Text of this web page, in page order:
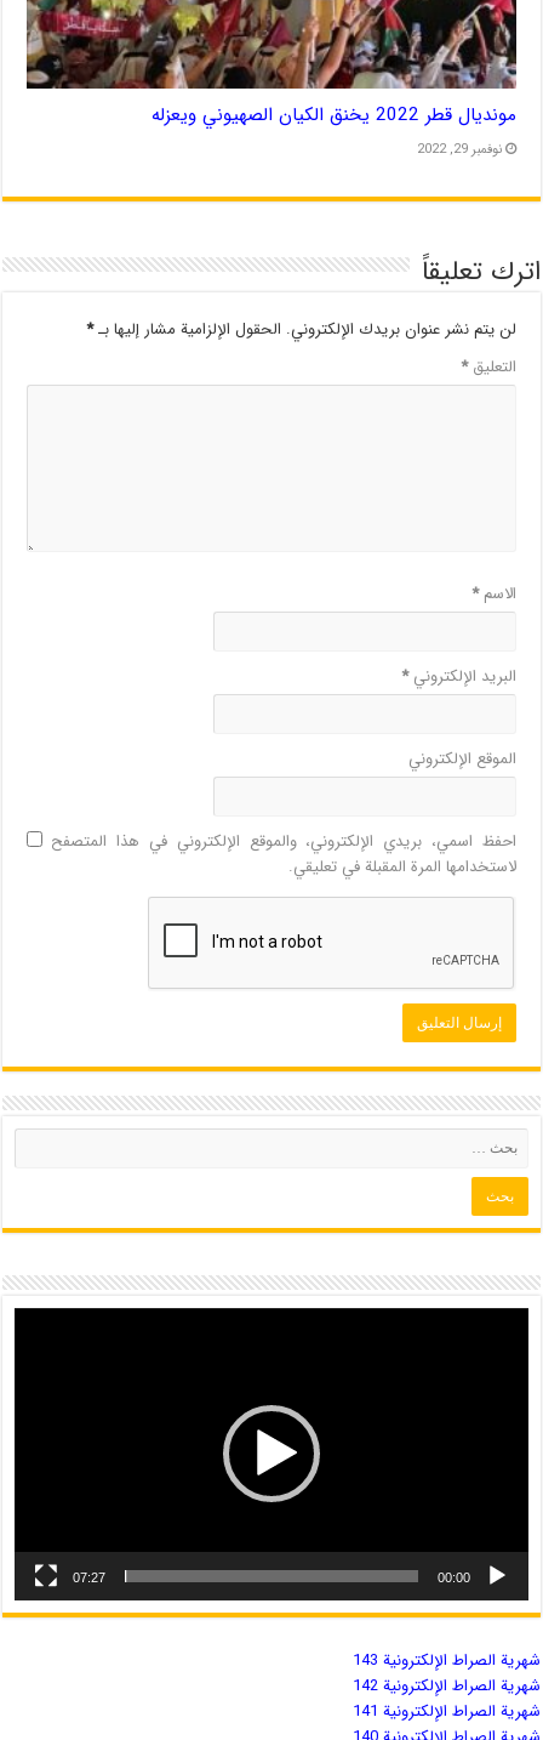
مونديال قطر 2022 يخنق الكيان الصهيوني ويعزله
نوفمبر 29, 2022
اترك تعليقاً
لن يتم نشر عنوان بريدك الإلكتروني. الحقول الإلزامية مشار إليها بـ*
التعليق*
الاسم*
البريد الإلكتروني*
الموقع الإلكتروني
احفظ اسمي، بريدي الإلكتروني، والموقع الإلكتروني في هذا المتصفح
لاستخدامها المرة المقبلة في تعليقي.
00:00
07:27
شهریة الصراط الإلكترونية 143
شهریة الصراط الإلكترونية 142
شهریة الصراط الإلكترونية 141